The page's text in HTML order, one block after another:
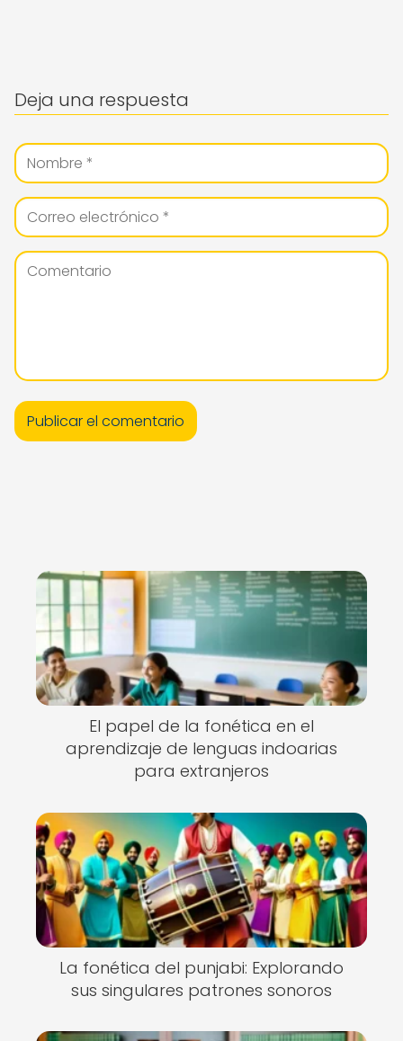
Deja una respuesta
El papel de la fonética en el
aprendizaje de lenguas indoarias
para extranjeros
La fonética del punjabi: Explorando
sus singulares patrones sonoros